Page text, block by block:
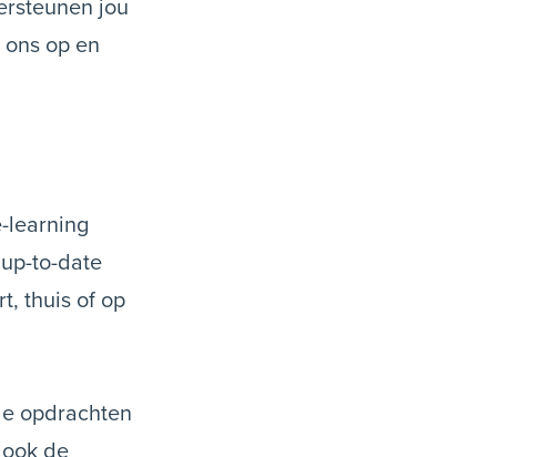
op en
learning
to-date
thuis of op
opdrachten
de